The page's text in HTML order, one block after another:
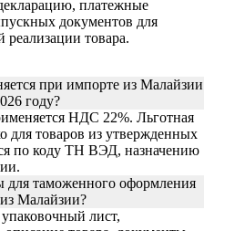
платежные
документов для
реализации товара.
при импорте из Малайзии
году?
НДС 22%. Льготная
для товаров из утвержденных
по коду ТН ВЭД, назначению
таможенного оформления
Малайзии?
лист,